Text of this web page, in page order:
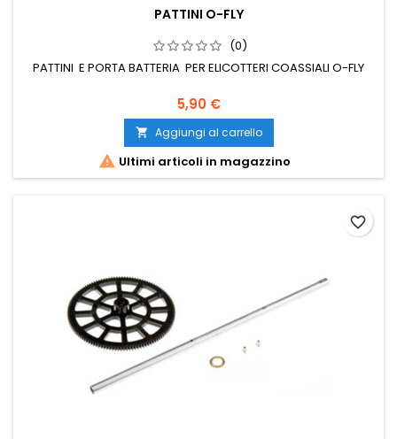
PATTINI O-FLY
(0)
PATTINI E PORTA BATTERIA PER ELICOTTERI COASSIALI O-FLY
5,90 €
 Aggiungi al carrello
 Ultimi articoli in magazzino
favorite_border